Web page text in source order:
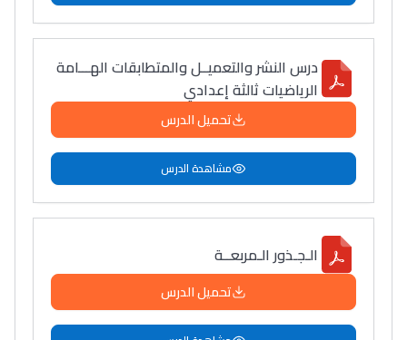
درس النشر والتعميــل والمتطابقات الهـــامة
الرياضيات ثالثة إعدادي
تحميل الدرس
مشاهدة الدرس
الـجـذور الـمربعــة
تحميل الدرس